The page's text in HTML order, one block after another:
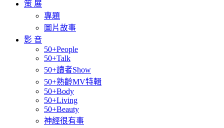
策 展
專題
圖片故事
影 音
50+People
50+Talk
50+讀者Show
50+熟齡MV特輯
50+Body
50+Living
50+Beauty
神經很有事